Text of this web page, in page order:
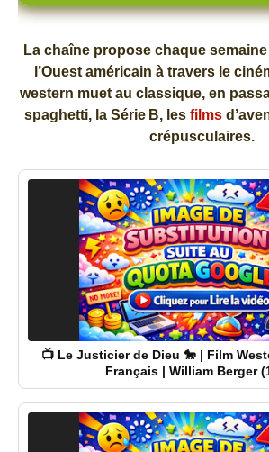
La chaîne propose chaque
l’Ouest américain à travers le
western muet au classique, en
spaghetti, la Série B, les films
crépusculaires.
📺 Le Justicier de Dieu 🐎 | Film
Français | William Berger